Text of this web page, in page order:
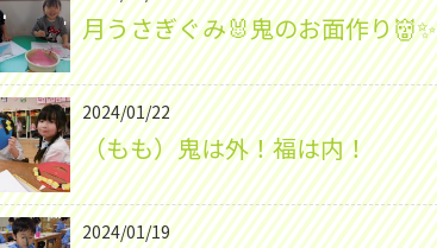
月うさぎぐみ🐰鬼のお面作り👹✨
2024/01/22
（もも）鬼は外！福は内！
2024/01/19